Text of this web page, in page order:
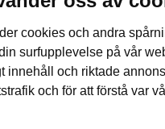
cookies och andra
surfupplevelse på vår
innehåll och riktade
och för att förstå var